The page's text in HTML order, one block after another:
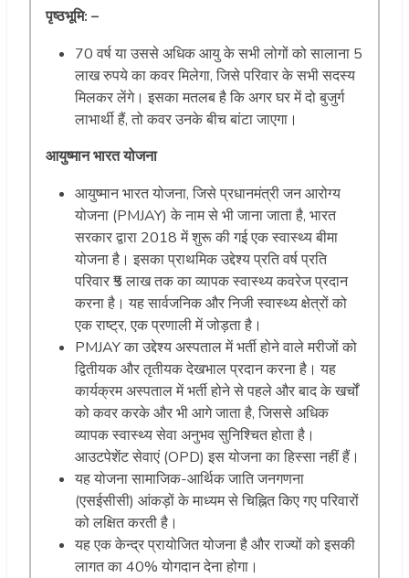
पृष्ठभूमि: –
70 वर्ष या उससे अधिक आयु के सभी लोगों को सालाना 5
लाख रुपये का कवर मिलेगा, जिसे परिवार के सभी सदस्य
मिलकर लेंगे। इसका मतलब है कि अगर घर में दो बुजुर्ग
लाभार्थी हैं, तो कवर उनके बीच बांटा जाएगा।
आयुष्मान भारत योजना
आयुष्मान भारत योजना, जिसे प्रधानमंत्री जन आरोग्य
योजना (PMJAY) के नाम से भी जाना जाता है, भारत
सरकार द्वारा 2018 में शुरू की गई एक स्वास्थ्य बीमा
योजना है। इसका प्राथमिक उद्देश्य प्रति वर्ष प्रति
परिवार ₹5 लाख तक का व्यापक स्वास्थ्य कवरेज प्रदान
करना है। यह सार्वजनिक और निजी स्वास्थ्य क्षेत्रों को
एक राष्ट्र, एक प्रणाली में जोड़ता है।
PMJAY का उद्देश्य अस्पताल में भर्ती होने वाले मरीजों को
द्वितीयक और तृतीयक देखभाल प्रदान करना है। यह
कार्यक्रम अस्पताल में भर्ती होने से पहले और बाद के खर्चों
को कवर करके और भी आगे जाता है, जिससे अधिक
व्यापक स्वास्थ्य सेवा अनुभव सुनिश्चित होता है।
आउटपेशेंट सेवाएं (OPD) इस योजना का हिस्सा नहीं हैं।
यह योजना सामाजिक-आर्थिक जाति जनगणना
(एसईसीसी) आंकड़ों के माध्यम से चिह्नित किए गए परिवारों
को लक्षित करती है।
यह एक केन्द्र प्रायोजित योजना है और राज्यों को इसकी
लागत का 40% योगदान देना होगा।